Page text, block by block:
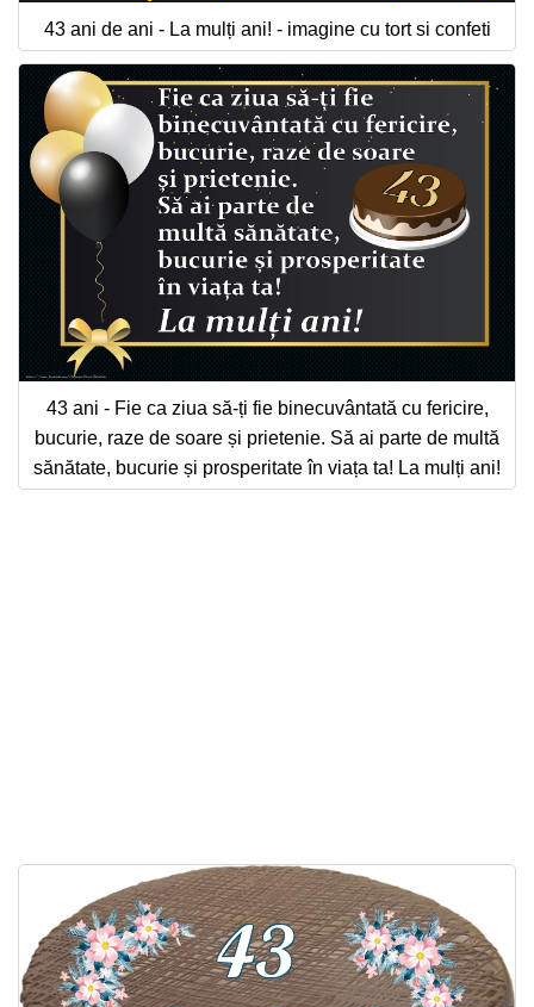
43 ani de ani - La mulți ani! - imagine cu tort si confeti
43 ani - Fie ca ziua să-ți fie binecuvântată cu fericire,
bucurie, raze de soare și prietenie. Să ai parte de multă
sănătate, bucurie și prosperitate în viața ta! La mulți ani!